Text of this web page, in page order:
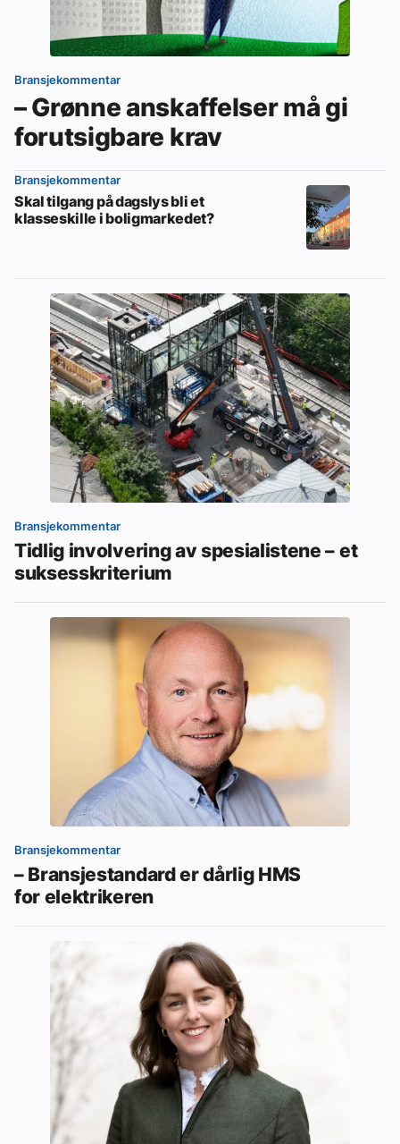
Ledige stillinger
eBlad
Aktivitetskalender
Bransjekommentar
Bransjekommentar
– Grønne anskaffelser må gi
forutsigbare krav
Bransjekommentar
Skal tilgang på dagslys bli et
klasseskille i boligmarkedet?
Bransjekommentar
Tidlig involvering av spesialistene – et
suksesskriterium
Bransjekommentar
– Bransjestandard er dårlig HMS
for elektrikeren